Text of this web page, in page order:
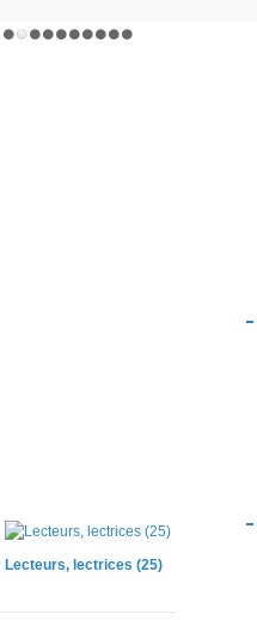
Lecteurs, lectrices (25)